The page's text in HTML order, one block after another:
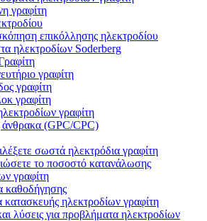
γραφίτη
επικόλλησης ηλεκτροδίου
ηλεκτροδίων Soderberg
γραφίτη
γραφίτη
γραφίτη
γραφίτη
(GPC/CPC)
σωστά ηλεκτρόδια γραφίτη
το ποσοστό κατανάλωσης
γραφίτη
καθοδήγησης
κατασκευής ηλεκτροδίων γραφίτη
λύσεις για προβλήματα ηλεκτροδίων